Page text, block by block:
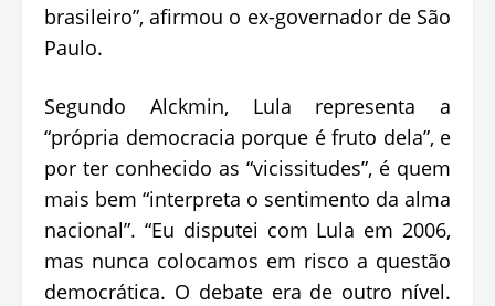
brasileiro”, afirmou o ex-governador de São
Paulo.
Segundo Alckmin, Lula representa a
“própria democracia porque é fruto dela”, e
por ter conhecido as “vicissitudes”, é quem
mais bem “interpreta o sentimento da alma
nacional”. “Eu disputei com Lula em 2006,
mas nunca colocamos em risco a questão
democrática. O debate era de outro nível.